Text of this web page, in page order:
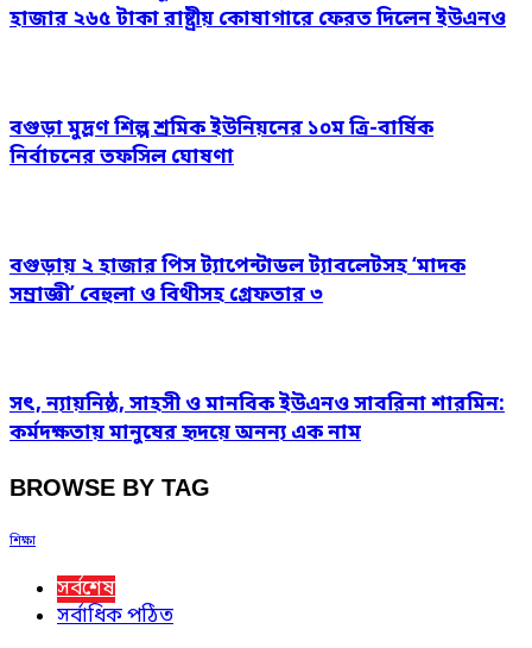
হাজার ২৬৫ টাকা রাষ্ট্রীয় কোষাগারে ফেরত দিলেন ইউএনও
বগুড়া মুদ্রণ শিল্প শ্রমিক ইউনিয়নের ১০ম ত্রি-বার্ষিক
নির্বাচনের তফসিল ঘোষণা
বগুড়ায় ২ হাজার পিস ট্যাপেন্টাডল ট্যাবলেটসহ ‘মাদক
সম্রাজ্ঞী’ বেহুলা ও বিথীসহ গ্রেফতার ৩
সৎ, ন্যায়নিষ্ঠ, সাহসী ও মানবিক ইউএনও সাবরিনা শারমিন:
কর্মদক্ষতায় মানুষের হৃদয়ে অনন্য এক নাম
BROWSE BY TAG
শিক্ষা
সর্বশেষ
সর্বাধিক পঠিত